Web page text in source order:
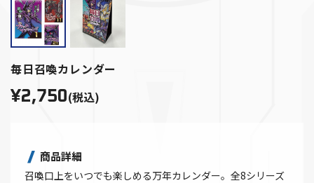
毎日召喚カレンダー
¥2,750(税込)
商品詳細
召喚口上をいつでも楽しめる万年カレンダー。全8シリーズ